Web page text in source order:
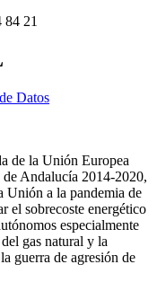
21
Datos
de la Unión Europea
Andalucía 2014-2020,
Unión a la pandemia de
sobrecoste energético
especialmente
gas natural y la
guerra de agresión de